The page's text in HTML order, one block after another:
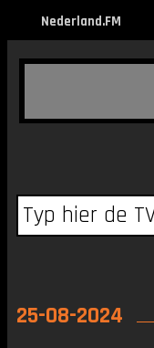
Nederland.FM
25-08-2024